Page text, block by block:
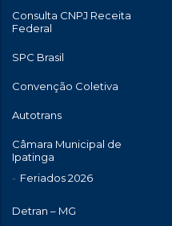
Consulta CNPJ Receita
Federal
SPC Brasil
Convenção Coletiva
Autotrans
Câmara Municipal de
Ipatinga
Feriados 2026
Detran – MG